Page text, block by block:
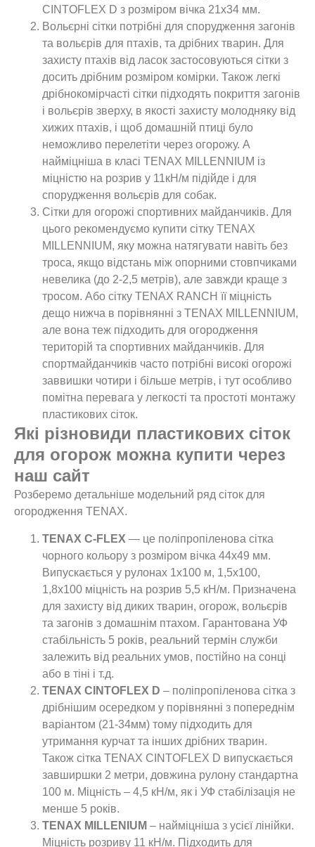
CINTOFLEX D з розміром вічка 21х34 мм.
Вольєрні сітки потрібні для спорудження загонів
та вольєрів для птахів, та дрібних тварин. Для
захисту птахів від ласок застосовуються сітки з
досить дрібним розміром комірки. Також легкі
дрібнокомірчасті сітки підходять покриття загонів
і вольєрів зверху, в якості захисту молодняку ​​від
хижих птахів, і щоб домашній птиці було
неможливо перелетіти через огорожу. А
найміцніша в класі TENAX MILLENNIUM із
міцністю на розрив у 11кН/м підійде і для
спорудження вольєрів для собак.
Сітки для огорожі спортивних майданчиків. Для
цього рекомендуємо купити сітку TENAX
MILLENNIUM, яку можна натягувати навіть без
троса, якщо відстань між опорними стовпчиками
невелика (до 2-2,5 метрів), але завжди краще з
тросом. Або сітку TENAX RANCH її міцність
дещо нижча в порівнянні з TENAX MILLENNIUM,
але вона теж підходить для огородження
територій та спортивних майданчиків. Для
спортмайданчиків часто потрібні високі огорожі
заввишки чотири і більше метрів, і тут особливо
помітна перевага у легкості та простоті монтажу
пластикових сіток.
Які різновиди пластикових сіток
для огорож можна купити через
наш сайт
Розберемо детальніше модельний ряд сіток для
огородження TENAX.
TENAX C-FLEX — це поліпропіленова сітка
чорного кольору з розміром вічка 44х49 мм.
Випускається у рулонах 1х100 м, 1,5х100,
1,8х100 міцність на розрив 5,5 кН/м. Призначена
для захисту від диких тварин, огорож, вольєрів
та загонів з домашнім птахом. Гарантована УФ
стабільність 5 років, реальний термін служби
залежить від реальних умов, постійно на сонці
або в тіні і т.д.
TENAX CINTOFLEX D – поліпропіленова сітка з
дрібнішим осередком у порівнянні з попереднім
варіантом (21-34мм) тому підходить для
утримання курчат та інших дрібних тварин.
Також сітка TENAX CINTOFLEX D випускається
завширшки 2 метри, довжина рулону стандартна
100 м. Міцність – 4,5 кН/м, як і УФ стабілізація не
менше 5 років.
TENAX MILLENIUM – найміцніша з усієї лінійки.
Міцність розриву 11 кН/м. Підходить для